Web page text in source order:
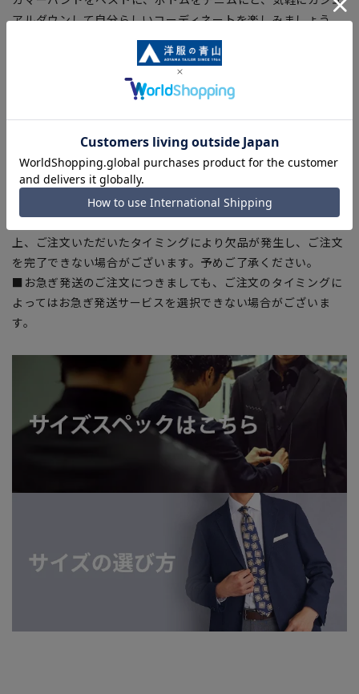
アルダウンして自分らしいコーディネートを楽しみましょう。
【商品に関するご注意】
■商品画像はサンプルのため、色味やサイズ等の仕様に変更が
ある場合がございますので、予めご了承ください。
■ブラウザやお使いのモニター環境、室内外等の撮影時の環境
下での光加減により、実際の商品と掲載画像の色味が異なる場
合がございます。
■生地や仕様・デザインにより、着用感や実際のサイズ表に若
干の誤差が生じる場合がございます。予めご了承ください。
■店舗や各モールサイトと商品在庫を共有しております関係
上、ご注文いただいたタイミングにより欠品が発生し、ご注文
を完了できない場合がございます。予めご了承ください。
■お急ぎ発送のご注文につきましても、ご注文のタイミングに
よってはお急ぎ発送サービスを選択できない場合がございま
す。